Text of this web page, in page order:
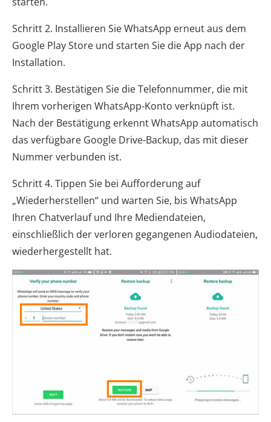
Schritt 2. Installieren Sie WhatsApp erneut aus dem
Google Play Store und starten Sie die App nach der
Installation.
Schritt 3. Bestätigen Sie die Telefonnummer, die mit
Ihrem vorherigen WhatsApp-Konto verknüpft ist.
Nach der Bestätigung erkennt WhatsApp automatisch
das verfügbare Google Drive-Backup, das mit dieser
Nummer verbunden ist.
Schritt 4. Tippen Sie bei Aufforderung auf
„Wiederherstellen“ und warten Sie, bis WhatsApp
Ihren Chatverlauf und Ihre Mediendateien,
einschließlich der verloren gegangenen Audiodateien,
wiederhergestellt hat.